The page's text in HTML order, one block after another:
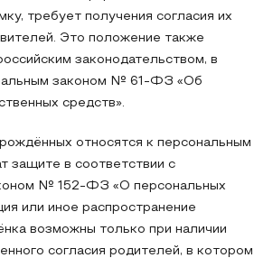
требует получения согласия их
Это положение также
законодательством, в
законом № 61-ФЗ «Об
средств».
относятся к персональным
защите в соответствии с
№ 152-ФЗ «О персональных
или иное распространение
возможны только при наличии
согласия родителей, в котором